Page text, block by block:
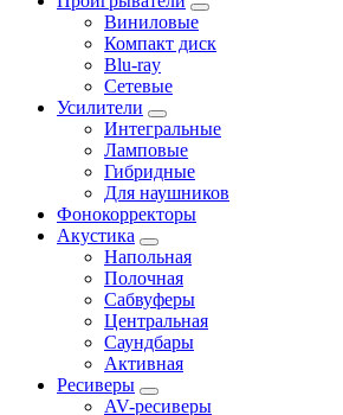
Виниловые
Компакт диск
Blu-ray
Сетевые
Усилители
Интегральные
Ламповые
Гибридные
Для наушников
Фонокорректоры
Акустика
Напольная
Полочная
Сабвуферы
Центральная
Саундбары
Активная
Ресиверы
AV-ресиверы